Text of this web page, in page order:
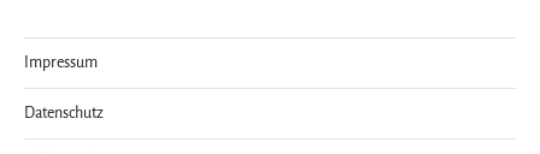
Impressum
Datenschutz